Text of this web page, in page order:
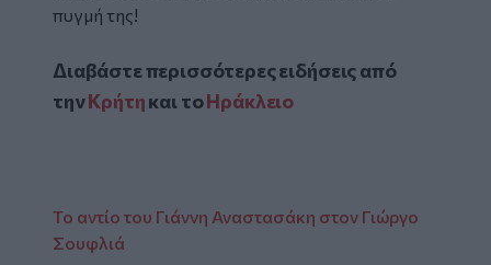
πυγμή της!
Διαβάστε περισσότερες ειδήσεις από
τηνΚρήτηκαι τοΗράκλειο
Το αντίο του Γιάννη Αναστασάκη στον Γιώργο
Σουφλιά